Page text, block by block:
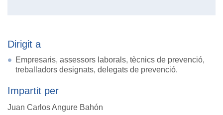
Dirigit a
Empresaris, assessors laborals, tècnics de prevenció,
treballadors designats, delegats de prevenció.
Impartit per
Juan Carlos Angure Bahón